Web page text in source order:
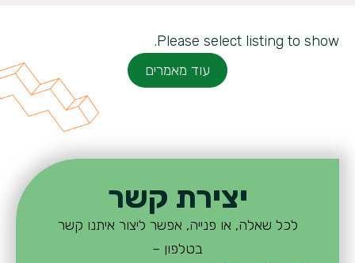
Please select listing to show.
עוד מאמרים
יצירת קשר
לכל שאלה, או פנייה, אפשר ליצור איתנו קשר
בטלפון –